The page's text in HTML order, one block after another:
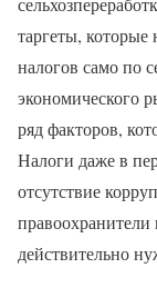
таргеты,
налогов само по
экономического
ряд факторов,
Налоги даже в
отсутствие
действительно